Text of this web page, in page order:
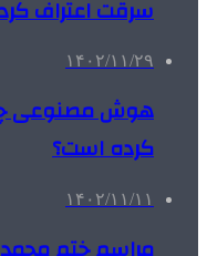
سرقت اعتراف
۱۴۰۲/۱۱/۲۹
هوش مصنوعی
کرده است؟
۱۴۰۲/۱۱/۱۱